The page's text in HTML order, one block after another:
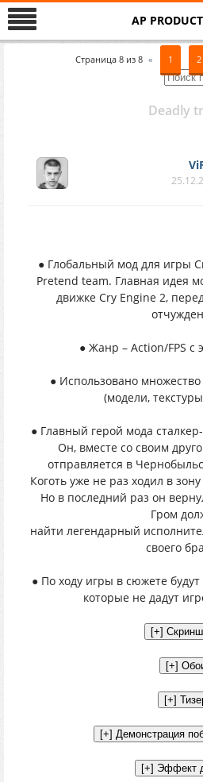
AP
Страница 8из 8 « 1 2
Deadly
● Глобальный мод для игры
Pretend team. Главная идея
движке Cry Engine 2,
● Жанр – Action/FPS с
● Использовано множество
(модели,
● Главный герой мода
Он, вместе со своим
отправляется в
Коготь уже не раз ходил в
Но в последний раз он
Гром
найти легендарный
своего
● По ходу игры в сюжете
которые не дадут